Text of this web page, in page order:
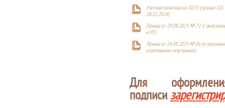
Учетная политика на 2025г. (приказ 105
28.12.2024)
Приказ от 29.08.2025 № 72-1
в УП)
Приказ от 24.09.2025 № 86 (о
утратившим силу приказ)
Для
подписи